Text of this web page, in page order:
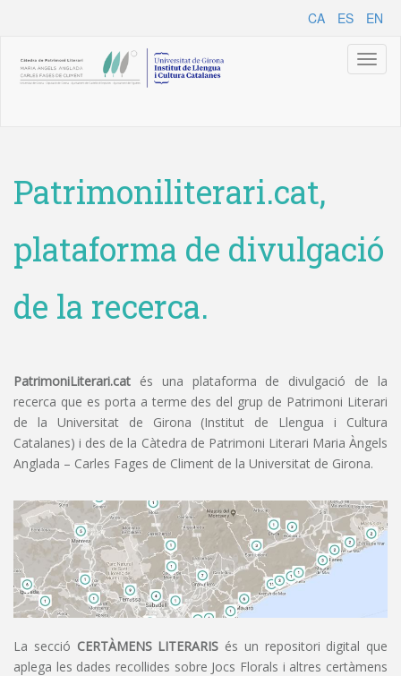
CA ES EN
Patrimoniliterari.cat,
plataforma de divulgació
de la recerca.
PatrimoniLiterari.cat és una plataforma de divulgació de la
recerca que es porta a terme des del grup de Patrimoni Literari
de la Universitat de Girona (Institut de Llengua i Cultura
Catalanes) i des de la Càtedra de Patrimoni Literari Maria Àngels
Anglada – Carles Fages de Climent de la Universitat de Girona.
La secció CERTÀMENS LITERARIS és un repositori digital que
aplega les dades recollides sobre Jocs Florals i altres certàmens